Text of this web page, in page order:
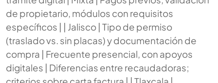
de propietario, módulos con requisitos
específicos | | Jalisco | Tipo de permiso
(traslado vs. sin placas) y documentación de
compra | Frecuente presencial, con apoyos
digitales | Diferencias entre recaudadoras;